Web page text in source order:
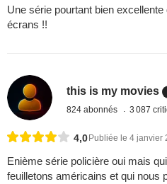
Une série pourtant bien
écrans !!
this is my movies
824 abonnés 3 087
4,0 Publiée le 4 janvier
Enième série policière oui mais
feuilletons américains et qui nous